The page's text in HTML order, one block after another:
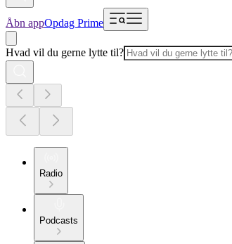
Åbn appOpdag Prime
Hvad vil du gerne lytte til?
Radio
Podcasts